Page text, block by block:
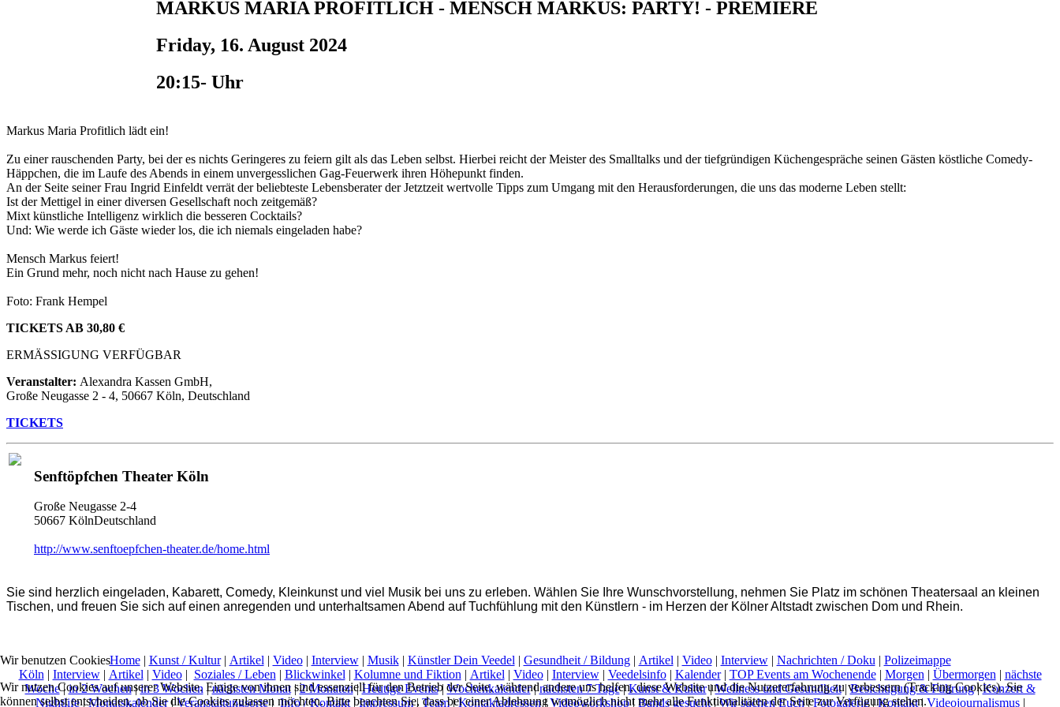
MARKUS MARIA PROFITLICH - MENSCH MARKUS: PARTY! - PREMIERE
Friday, 16. August 2024
20:15- Uhr
Markus Maria Profitlich lädt ein!
Zu einer rauschenden Party, bei der es nichts Geringeres zu feiern gilt als das Leben selbst. Hierbei reicht der Meister des Smalltalks und der tiefgründigen Küchengespräche seinen Gästen köstliche Comedy-
Häppchen, die im Laufe des Abends in einem unvergesslichen Gag-Feuerwerk ihren Höhepunkt finden.
An der Seite seiner Frau Ingrid Einfeldt verrät der beliebteste Lebensberater der Jetztzeit wertvolle Tipps zum Umgang mit den Herausforderungen, die uns das moderne Leben stellt:
Ist der Mettigel in einer diversen Gesellschaft noch zeitgemäß?
Mixt künstliche Intelligenz wirklich die besseren Cocktails?
Und: Wie werde ich Gäste wieder los, die ich niemals eingeladen habe?
Mensch Markus feiert!
Ein Grund mehr, noch nicht nach Hause zu gehen!
Foto: Frank Hempel
TICKETS AB 30,80 €
ERMÄSSIGUNG VERFÜGBAR
Veranstalter: Alexandra Kassen GmbH,
Große Neugasse 2 - 4, 50667 Köln, Deutschland
TICKETS
Senftöpfchen Theater Köln
Große Neugasse 2-4
50667 KölnDeutschland
http://www.senftoepfchen-theater.de/home.html
Sie sind herzlich eingeladen, Kabarett, Comedy, Kleinkunst und viel Musik bei uns zu erleben. Wählen Sie Ihre Wunschvorstellung, nehmen Sie Platz im schönen Theatersaal an kleinen
Tischen, und freuen Sie sich auf einen anregenden und unterhaltsamen Abend auf Tuchfühlung mit den Künstlern - im Herzen der Kölner Altstadt zwischen Dom und Rhein.
Home| Kunst / Kultur| Artikel | Video| Interview| Musik| Künstler Dein Veedel | Gesundheit / Bildung| Artikel | Video| Interview| Nachrichten / Doku | Polizeimappe
Köln | Interview| Artikel | Video| Soziales / Leben | Blickwinkel | Kolumne und Fiktion | Artikel | Video| Interview| Veedelsinfo| Kalender| TOP Events am Wochenende| Morgen | Übermorgen | nächste
Woche|in 2 Wochen|in 3 Wochen |nächsten Monat|2 Monaten|Heutige Events|Wochenkalender|nächsten 7 Tage|Kunst & Kultur|Wellness und Gesundheit|Besichtigung & Führung|Konzert &
Nightlife|Monatskalender|Veranstaltungsorte|Info / Kontakt|Impressum| Team|Kontaktadressen|Videoworkshop|Bands gesucht|Wir suchen Euch|Fotogalerie|Kontakt|Videojournalismus|
Wir benutzen Cookies
Wir nutzen Cookies auf unserer Website. Einige von ihnen sind essenziell für den Betrieb der Seite, während andere uns helfen, diese Website und die Nutzererfahrung zu verbessern (Tracking Cookies). Sie
können selbst entscheiden, ob Sie die Cookies zulassen möchten. Bitte beachten Sie, dass bei einer Ablehnung womöglich nicht mehr alle Funktionalitäten der Seite zur Verfügung stehen.